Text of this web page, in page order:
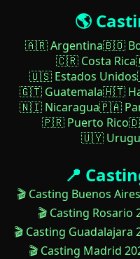
🌎
🇦🇷 Argentina🇧🇴
🇨🇷 Costa Rica
🇺🇸 Estados Unidos
🇬🇹 Guatemala🇭🇹
🇳🇮 Nicaragua🇵🇦
🇵🇷 Puerto Rico
🇺🇾
📍
🎬 Casting Buenos
🎬 Casting Rosario
🎬 Casting Guadalajara
🎬 Casting Madrid